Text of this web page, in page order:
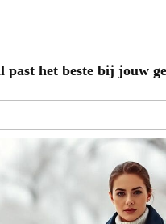
past het beste bij jouw